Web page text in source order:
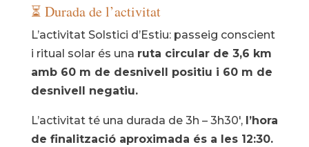
⏳ Durada de l’activitat
L’activitat Solstici d’Estiu: passeig conscient
i ritual solar és una ruta circular de 3,6 km
amb 60 m de desnivell positiu i 60 m de
desnivell negatiu.
L’activitat té una durada de 3h – 3h30′, l’hora
de finalització aproximada és a les 12:30.